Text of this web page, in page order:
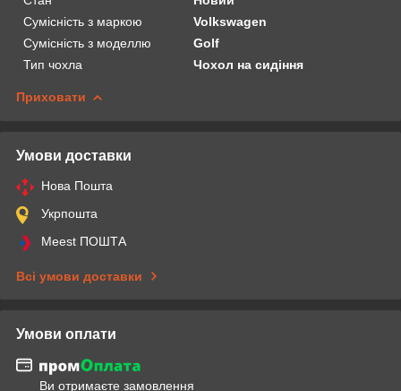
Сумісність з маркою
Volkswagen
Сумісність з моделлю
Golf
Тип чохла
Чохол на сидіння
Приховати
Умови доставки
Нова Пошта
Укрпошта
Meest ПОШТА
Всі умови доставки
Умови оплати
Ви отримаєте замовлення